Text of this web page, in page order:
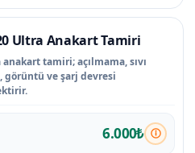
Ultra Anakart Tamiri
tamiri; açılmama, sıvı
görüntü ve şarj devresi
6.000₺